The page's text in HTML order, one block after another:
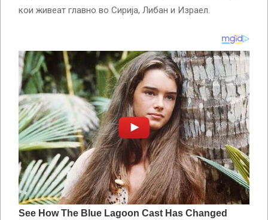
кои живеат главно во Сирија, Либан и Израел.